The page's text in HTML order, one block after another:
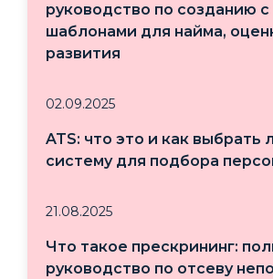
руководство по созданию с
шаблонами для найма,
развития
02.09.2025
ATS: что это и как выбрать
систему для подбора
21.08.2025
Что такое прескрининг:
руководство по отсеву